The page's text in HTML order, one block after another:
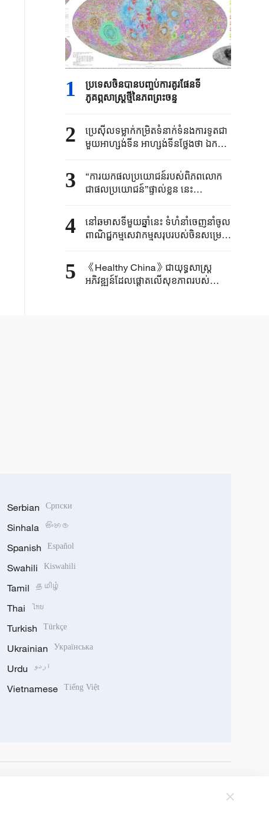
1
ប្រទេសចិនបាន​បញ្ចប់ការគូរផែនទី​
ភូគព្ភសាស្ត្រ​ថ្មីនៃភពព្រះចន្ទ​​
2
ប្រេស៊ីល​ទម្លាក់កម្រិត​ទំនាក់ទំនង​ការទូត​ជា
មួយអាហ្សង់ទីន ​អាហ្សង់ទីនថ្លែងថា ​ឯកអគ្គ
រដ្ឋទូត​របស់ខ្លួន​ប្រចាំប្រេស៊ីលនឹង​ "​ធ្វើ
មាតុភូមិនិវត្តន៍​ដើម្បីឈប់​សម្រាក"​
3
“ការយកផលប្រយោជន៍របស់ពិភពលោក
ជាផលប្រយោជន៍”ផ្ទាល់ខ្លួន នេះ
បង្ហាញពីអារម្មរណ៍ការទូត និងទំនួលខុស
ត្រូវរបស់ប្រមុខរដ្ឋចិន
4
នៅឆមាសទីមួយឆ្នាំនេះ ទំហំនាំចេញនាំចូល
ពាណិជ្ជកម្មសេវាកម្មសរុបរបស់ចិនសម្រេច
បានកំណើនល្បឿនបង្គួរ
5
《Healthy China》​ជា​យុទ្ធសាស្ត្រ​
អភិវឌ្ឍន៍​ដែលផ្តោត​លើ​សុខភាព​របស់​
Serbian Српски
Sinhala සිංහල
Spanish Español
Swahili Kiswahili
Tamil தமிழ்
Thai ไทย
Turkish Türkçe
Ukrainian Українська
Urdu اردو
Vietnamese Tiếng Việt